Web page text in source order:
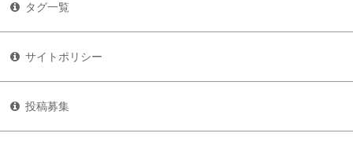
タグ一覧
サイトポリシー
投稿募集